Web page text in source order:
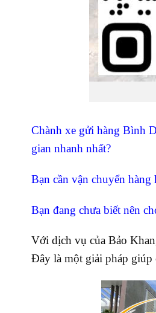
Chành xe gửi hàng Bình
gian nhanh nhất?
Bạn cần vận chuyển
Bạn đang chưa biết nên
Với dịch vụ của Bảo
Đây là một giải pháp giúp